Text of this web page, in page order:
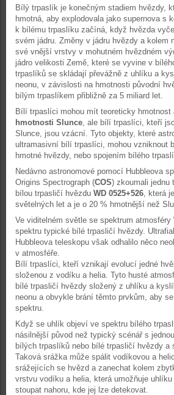
Bílý trpaslík je konečným stadiem hvězdy,
hmotná, aby explodovala jako supernova s
k bílému trpaslíku začíná, když hvězda
svém jádru. Změny v jádru hvězdy a kolem
své vnější vrstvy v mohutném hvězdném
jádro velikosti Země, které se vyvine v
trpaslíků se skládají převážně z uhlíku a
neonu, v závislosti na hmotnosti původní
bílým trpaslíkem přibližně za 5 miliard let.
Bílí trpaslíci mohou mít teoreticky hmotnost
hmotnosti Slunce , ale bílí trpaslíci, kteří
Slunce, jsou vzácní. Tyto objekty, které
ultramasivní bílí trpaslíci, mohou vzniknout
hmotné hvězdy, nebo spojením bílého
Nedávno astronomové pomocí Hubbleova
Origins Spectrograph (COS) zkoumali jednu
bílou trpasličí hvězdu WD 0525+526 , která
světelných let a je o 20 % hmotnější než
Ve viditelném světle se spektrum atmosféry
spektru typické bílé trpasličí hvězdy.
Hubbleova teleskopu však odhalilo něco
v atmosféře.
Bílí trpaslíci, kteří vznikají evolucí jedné
složenou z vodíku a helia. Tyto husté
bílé trpasličí hvězdy složený z uhlíku a
neonu a obvykle brání těmto prvkům, aby
spektru.
Když se uhlík objeví ve spektru bílého
násilnější původ než typický scénář s
bílých trpaslíků nebo bílé trpasličí hvězdy a
Taková srážka může spálit vodíkovou a
srážejících se hvězd a zanechat kolem
vrstvu vodíku a helia, která umožňuje
stoupat nahoru, kde jej lze detekovat.